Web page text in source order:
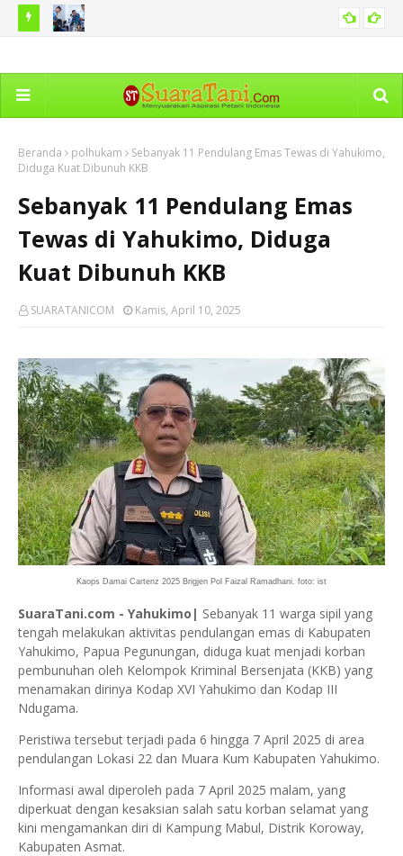
Persoalan Ketenagakerjaan
Beranda polhukam
Sebanyak 11 Pendulang Emas Tewas di Yahukimo,
Diduga Kuat Dibunuh KKB
Sebanyak 11 Pendulang Emas
Tewas di Yahukimo, Diduga
Kuat Dibunuh KKB
SUARATANICOM Kamis, April 10, 2025
Kaops Damai Cartenz 2025 Brigjen Pol Faizal Ramadhani. foto: ist
SuaraTani.com - Yahukimo| Sebanyak 11 warga sipil yang
tengah melakukan aktivitas pendulangan emas di Kabupaten
Yahukimo, Papua Pegunungan, diduga kuat menjadi korban
pembunuhan oleh Kelompok Kriminal Bersenjata (KKB) yang
menamakan dirinya Kodap XVI Yahukimo dan Kodap III
Ndugama.
Peristiwa tersebut terjadi pada 6 hingga 7 April 2025 di area
pendulangan Lokasi 22 dan Muara Kum Kabupaten Yahukimo.
Informasi awal diperoleh pada 7 April 2025 malam, yang
diperkuat dengan kesaksian salah satu korban selamat yang
kini mengamankan diri di Kampung Mabul, Distrik Koroway,
Kabupaten Asmat.